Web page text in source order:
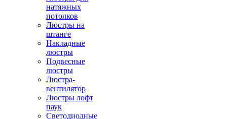
натяжных
потолков
Люстры на
штанге
Накладные
люстры
Подвесные
люстры
Люстра-
вентилятор
Люстры лофт
паук
Светодиодные